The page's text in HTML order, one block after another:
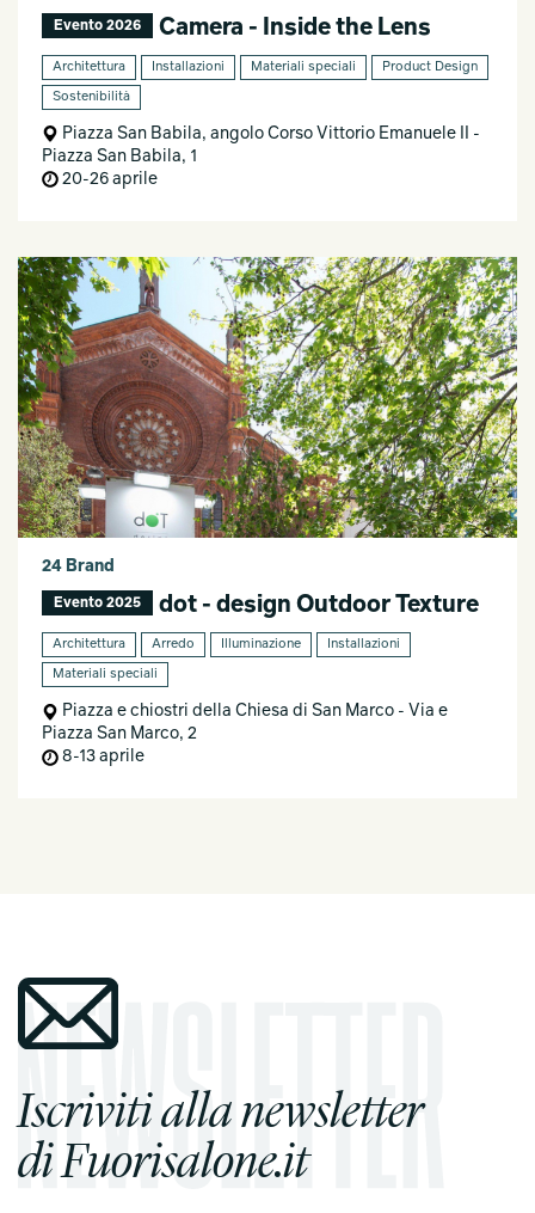
Evento 2026 Camera - Inside the Lens
Architettura Installazioni Materiali speciali Product Design
Sostenibilità
Piazza San Babila, angolo Corso Vittorio Emanuele II -
Piazza San Babila, 1
20-26 aprile
24 Brand
Evento 2025 dot - design Outdoor Texture
Architettura Arredo Illuminazione Installazioni
Materiali speciali
Piazza e chiostri della Chiesa di San Marco - Via e
Piazza San Marco, 2
8-13 aprile
Iscriviti alla newsletter
di Fuorisalone.it